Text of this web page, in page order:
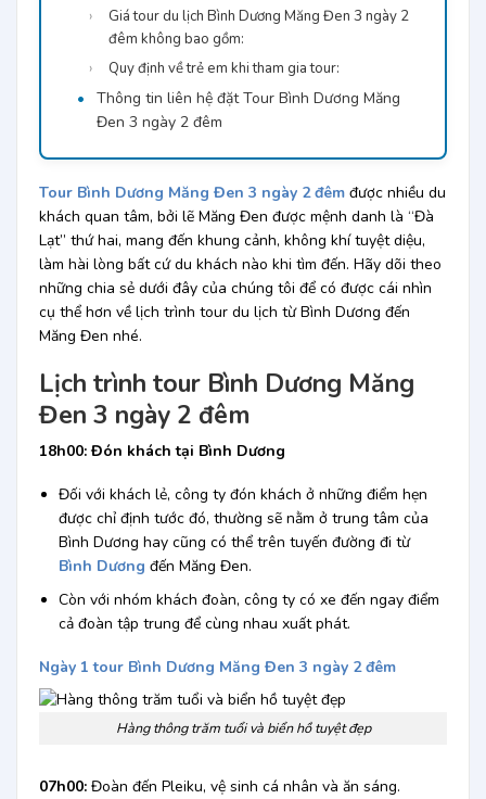
Giá tour du lịch Bình Dương Măng Đen 3 ngày 2
đêm không bao gồm:
Quy định về trẻ em khi tham gia tour:
Thông tin liên hệ đặt Tour Bình Dương Măng
Đen 3 ngày 2 đêm
Tour Bình Dương Măng Đen 3 ngày 2 đêmđược nhiều du
khách quan tâm, bởi lẽ Măng Đen được mệnh danh là “Đà
Lạt” thứ hai, mang đến khung cảnh, không khí tuyệt diệu,
làm hài lòng bất cứ du khách nào khi tìm đến. Hãy dõi theo
những chia sẻ dưới đây của chúng tôi để có được cái nhìn
cụ thể hơn về lịch trình tour du lịch từ Bình Dương đến
Măng Đen nhé.
Lịch trình tour Bình Dương Măng
Đen 3 ngày 2 đêm
18h00: Đón khách tại Bình Dương
Đối với khách lẻ, công ty đón khách ở những điểm hẹn
được chỉ định tước đó, thường sẽ nằm ở trung tâm của
Bình Dương hay cũng có thể trên tuyến đường đi từ
Bình Dương đến Măng Đen.
Còn với nhóm khách đoàn, công ty có xe đến ngay điểm
cả đoàn tập trung để cùng nhau xuất phát.
Ngày 1 tour Bình Dương Măng Đen 3 ngày 2 đêm
Hàng thông trăm tuổi và biển hồ tuyệt đẹp
07h00: Đoàn đến Pleiku, vệ sinh cá nhân và ăn sáng.